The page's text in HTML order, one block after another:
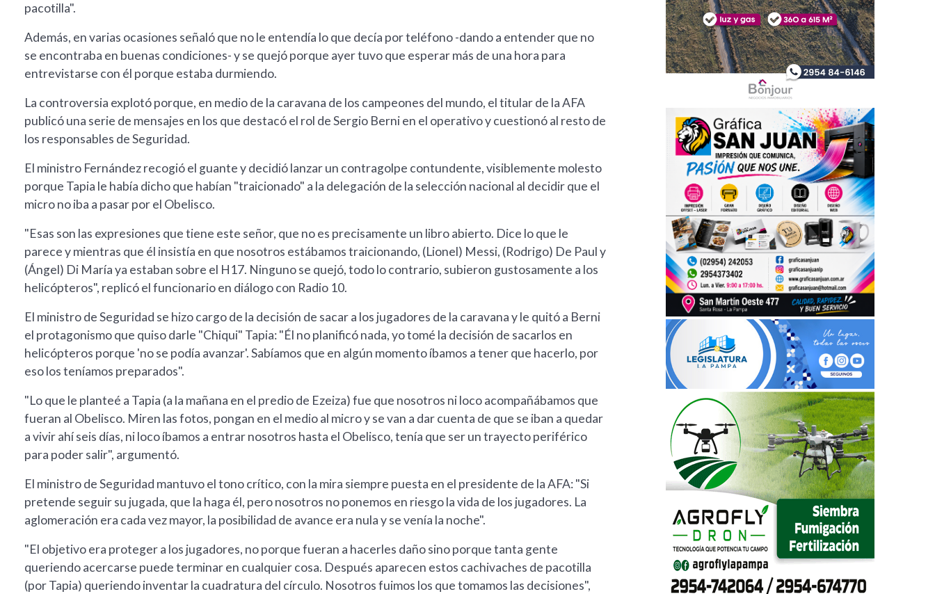
pacotilla".
Además, en varias ocasiones señaló que no le entendía lo que decía por teléfono -dando a entender que no
se encontraba en buenas condiciones- y se quejó porque ayer tuvo que esperar más de una hora para
entrevistarse con él porque estaba durmiendo.
La controversia explotó porque, en medio de la caravana de los campeones del mundo, el titular de la AFA
publicó una serie de mensajes en los que destacó el rol de Sergio Berni en el operativo y cuestionó al resto de
los responsables de Seguridad.
El ministro Fernández recogió el guante y decidió lanzar un contragolpe contundente, visiblemente molesto
porque Tapia le había dicho que habían "traicionado" a la delegación de la selección nacional al decidir que el
micro no iba a pasar por el Obelisco.
"Esas son las expresiones que tiene este señor, que no es precisamente un libro abierto. Dice lo que le
parece y mientras que él insistía en que nosotros estábamos traicionando, (Lionel) Messi, (Rodrigo) De Paul y
(Ángel) Di María ya estaban sobre el H17. Ninguno se quejó, todo lo contrario, subieron gustosamente a los
helicópteros", replicó el funcionario en diálogo con Radio 10.
El ministro de Seguridad se hizo cargo de la decisión de sacar a los jugadores de la caravana y le quitó a Berni
el protagonismo que quiso darle "Chiqui" Tapia: "Él no planificó nada, yo tomé la decisión de sacarlos en
helicópteros porque 'no se podía avanzar'. Sabíamos que en algún momento íbamos a tener que hacerlo, por
eso los teníamos preparados".
"Lo que le planteé a Tapia (a la mañana en el predio de Ezeiza) fue que nosotros ni loco acompañábamos que
fueran al Obelisco. Miren las fotos, pongan en el medio al micro y se van a dar cuenta de que se iban a quedar
a vivir ahí seis días, ni loco íbamos a entrar nosotros hasta el Obelisco, tenía que ser un trayecto periférico
para poder salir", argumentó.
El ministro de Seguridad mantuvo el tono crítico, con la mira siempre puesta en el presidente de la AFA: "Si
pretende seguir su jugada, que la haga él, pero nosotros no ponemos en riesgo la vida de los jugadores. La
aglomeración era cada vez mayor, la posibilidad de avance era nula y se venía la noche".
"El objetivo era proteger a los jugadores, no porque fueran a hacerles daño sino porque tanta gente
queriendo acercarse puede terminar en cualquier cosa. Después aparecen estos cachivaches de pacotilla
(por Tapia) queriendo inventar la cuadratura del círculo. Nosotros fuimos los que tomamos las decisiones",